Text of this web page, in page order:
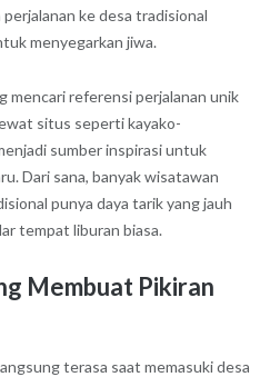
ke desa tradisional
menyegarkan jiwa.
mencari referensi perjalanan unik
situs seperti kayako-
sumber inspirasi untuk
Dari sana, banyak wisatawan
punya daya tarik yang jauh
tempat liburan biasa.
Membuat Pikiran
terasa saat memasuki desa